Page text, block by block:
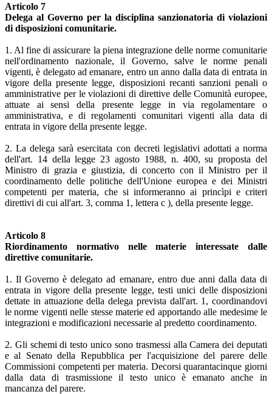
Articolo 7
Delega al Governo per la disciplina sanzionatoria di violazioni
di disposizioni comunitarie.
1. Al fine di assicurare la piena integrazione delle norme comunitarie
nell'ordinamento nazionale, il Governo, salve le norme penali
vigenti, è delegato ad emanare, entro un anno dalla data di entrata in
vigore della presente legge, disposizioni recanti sanzioni penali o
amministrative per le violazioni di direttive delle Comunità europee,
attuate ai sensi della presente legge in via regolamentare o
amministrativa, e di regolamenti comunitari vigenti alla data di
entrata in vigore della presente legge.
2. La delega sarà esercitata con decreti legislativi adottati a norma
dell'art. 14 della legge 23 agosto 1988, n. 400, su proposta del
Ministro di grazia e giustizia, di concerto con il Ministro per il
coordinamento delle politiche dell'Unione europea e dei Ministri
competenti per materia, che si informeranno ai princìpi e criteri
direttivi di cui all'art. 3, comma 1, lettera c ), della presente legge.
Articolo 8
Riordinamento normativo nelle materie interessate dalle
direttive comunitarie.
1. Il Governo è delegato ad emanare, entro due anni dalla data di
entrata in vigore della presente legge, testi unici delle disposizioni
dettate in attuazione della delega prevista dall'art. 1, coordinandovi
le norme vigenti nelle stesse materie ed apportando alle medesime le
integrazioni e modificazioni necessarie al predetto coordinamento.
2. Gli schemi di testo unico sono trasmessi alla Camera dei deputati
e al Senato della Repubblica per l'acquisizione del parere delle
Commissioni competenti per materia. Decorsi quarantacinque giorni
dalla data di trasmissione il testo unico è emanato anche in
mancanza del parere.